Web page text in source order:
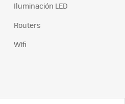
Iluminación LED
Routers
Wifi